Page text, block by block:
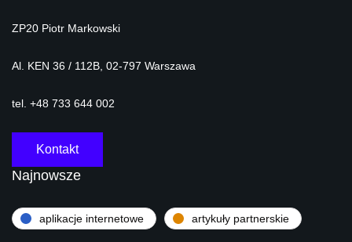
ZP20 Piotr Markowski
Al. KEN 36 / 112B, 02-797 Warszawa
tel. +48 733 644 002
Kontakt
Najnowsze
aplikacje internetowe artykuły partnerskie